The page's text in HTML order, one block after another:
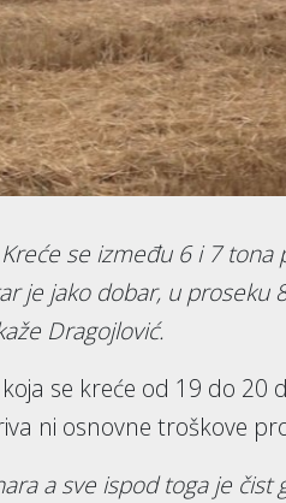
se između 6 i 7 tona
je jako dobar, u proseku
Dragojlović.
se kreće od 19 do 20
ni osnovne troškove
a sve ispod toga je čist